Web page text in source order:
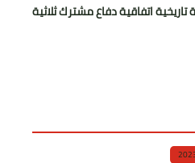
دفاع مشترك ثلاثية بين السعودية وتركيا